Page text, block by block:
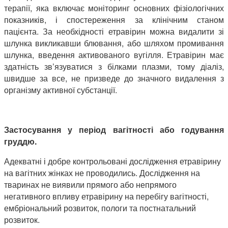
терапії, яка включає моніторинг основних фізіологічних
показників, і спостереження за клінічним станом
пацієнта. За необхідності етравірин можна видалити зі
шлунка викликавши блювання, або шляхом промивання
шлунка, введення активованого вугілля. Етравірин має
здатність зв’язуватися з білками плазми, тому діаліз,
швидше за все, не призведе до значного видалення з
організму активної субстанції.
Застосування у період вагітності або годування
груддю.
Адекватні і добре контрольовані дослідження етравірину
на вагітних жінках не проводились. Дослідження на
тваринах не виявили прямого або непрямого
негативного впливу етравірину на перебігу вагітності,
ембріональний розвиток, пологи та постнатальний
розвиток.